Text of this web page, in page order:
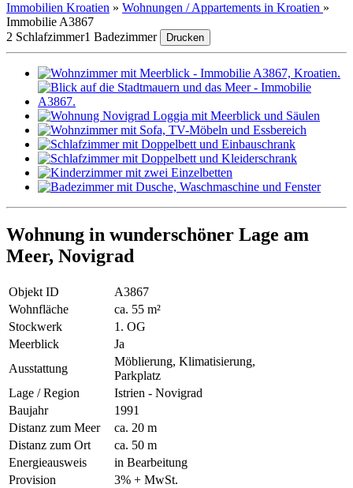
Immobilien Kroatien » Wohnungen / Appartements in Kroatien »
Immobilie A3867
2 Schlafzimmer1 Badezimmer Drucken
Wohnung in wunderschöner Lage am
Meer, Novigrad
Objekt ID
A3867
Wohnfläche
ca. 55 m²
Stockwerk
1. OG
Meerblick
Ja
Ausstattung
Möblierung, Klimatisierung,
Parkplatz
Lage / Region
Istrien - Novigrad
Baujahr
1991
Distanz zum Meer
ca. 20 m
Distanz zum Ort
ca. 50 m
Energieausweis
in Bearbeitung
Provision
3% + MwSt.